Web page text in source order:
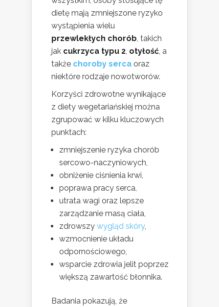
dietę mają zmniejszone ryzyko
wystąpienia wielu
przewlekłych chorób, takich
jak cukrzyca typu 2, otyłość, a
także choroby serca oraz
niektóre rodzaje nowotworów.
Korzyści zdrowotne wynikające
z diety wegetariańskiej można
zgrupować w kilku kluczowych
punktach:
zmniejszenie ryzyka chorób
sercowo-naczyniowych,
obniżenie ciśnienia krwi,
poprawa pracy serca,
utrata wagi oraz lepsze
zarządzanie masą ciała,
zdrowszy wygląd skóry,
wzmocnienie układu
odpornościowego,
wsparcie zdrowia jelit poprzez
większą zawartość błonnika.
Badania pokazują, że